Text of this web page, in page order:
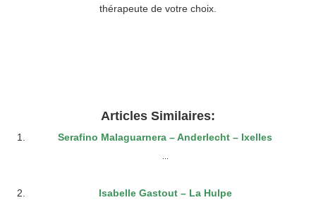
thérapeute de votre choix.
Articles Similaires:
Serafino Malaguarnera – Anderlecht – Ixelles
...
Isabelle Gastout – La Hulpe